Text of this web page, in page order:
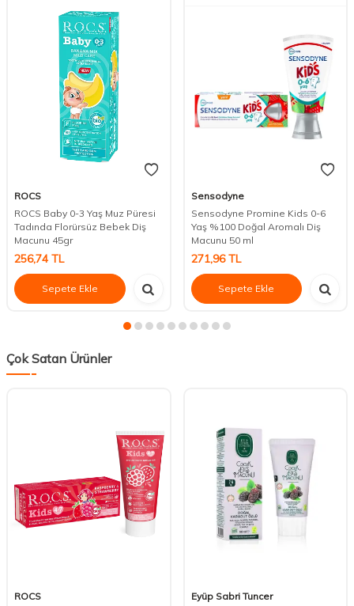
ROCS
ROCS Baby 0-3 Yaş Muz Püresi
Tadında Florürsüz Bebek Diş
Macunu 45gr
256,74 TL
Sepete Ekle
Sensodyne
Sensodyne Promine Kids 0-6
Yaş %100 Doğal Aromalı Diş
Macunu 50 ml
271,96TL
Sepete Ekle
Çok Satan Ürünler
ROCS
Eyüp Sabri Tuncer